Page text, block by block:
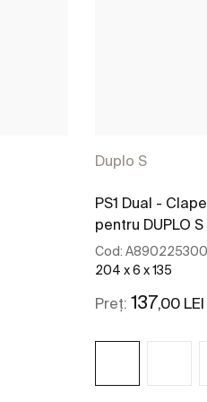
Duplo S
PS1 Dual -
pentru DUPLO S
Cod: A890225300
204 x 6 x 135
Preț: 137 ,00 LEI